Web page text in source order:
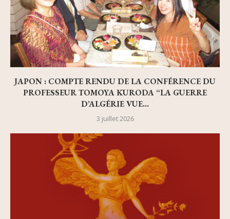
JAPON : COMPTE RENDU DE LA CONFÉRENCE DU
PROFESSEUR TOMOYA KURODA “LA GUERRE
D’ALGÉRIE VUE...
3 juillet 2026